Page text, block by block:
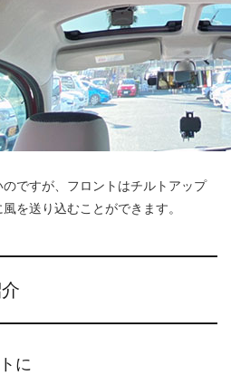
ですが、フロントはチルトアップ
を送り込むことができます。
に